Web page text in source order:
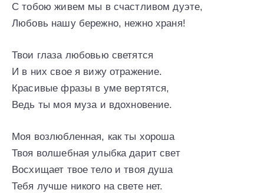
С тобою живем мы в счастливом дуэте,
Любовь нашу бережно, нежно храня!
Твои глаза любовью светятся
И в них свое я вижу отражение.
Красивые фразы в уме вертятся,
Ведь ты моя муза и вдохновение.
Моя возлюбленная, как ты хороша
Твоя волшебная улыбка дарит свет
Восхищает твое тело и твоя душа
Тебя лучше никого на свете нет.